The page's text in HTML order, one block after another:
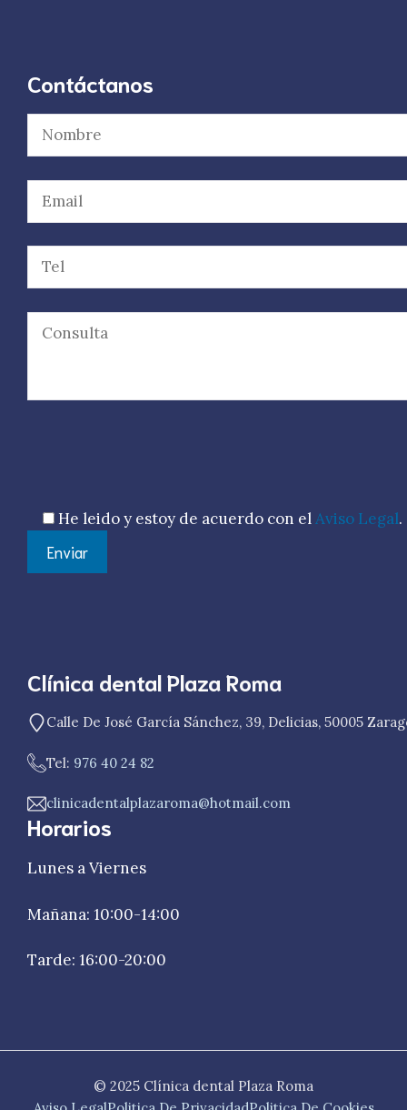
Contáctanos
He leido y estoy de acuerdo con elAviso Legal.
Clínica dental Plaza Roma
Calle De José García Sánchez, 39, Delicias, 50005
Tel: 976 40 24 82
clinicadentalplazaroma@hotmail.com
Horarios
Lunes a Viernes
Mañana: 10:00-14:00
Tarde: 16:00-20:00
© 2025 Clínica dental Plaza Roma